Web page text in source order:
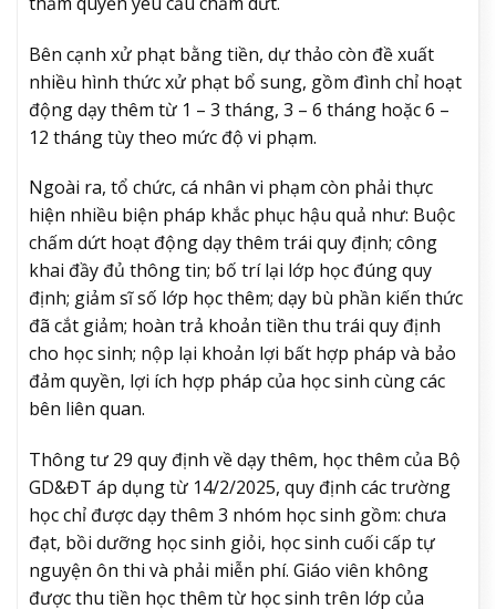
Bên cạnh xử phạt bằng tiền, dự thảo còn đề xuất
nhiều hình thức xử phạt bổ sung, gồm đình chỉ hoạt
động dạy thêm từ 1 – 3 tháng, 3 – 6 tháng hoặc 6 –
12 tháng tùy theo mức độ vi phạm.
Ngoài ra, tổ chức, cá nhân vi phạm còn phải thực
hiện nhiều biện pháp khắc phục hậu quả như: Buộc
chấm dứt hoạt động dạy thêm trái quy định; công
khai đầy đủ thông tin; bố trí lại lớp học đúng quy
định; giảm sĩ số lớp học thêm; dạy bù phần kiến thức
đã cắt giảm; hoàn trả khoản tiền thu trái quy định
cho học sinh; nộp lại khoản lợi bất hợp pháp và bảo
đảm quyền, lợi ích hợp pháp của học sinh cùng các
bên liên quan.
Thông tư 29 quy định về dạy thêm, học thêm của Bộ
GD&ĐT áp dụng từ 14/2/2025, quy định các trường
học chỉ được dạy thêm 3 nhóm học sinh gồm: chưa
đạt, bồi dưỡng học sinh giỏi, học sinh cuối cấp tự
nguyện ôn thi và phải miễn phí. Giáo viên không
được thu tiền học thêm từ học sinh trên lớp của